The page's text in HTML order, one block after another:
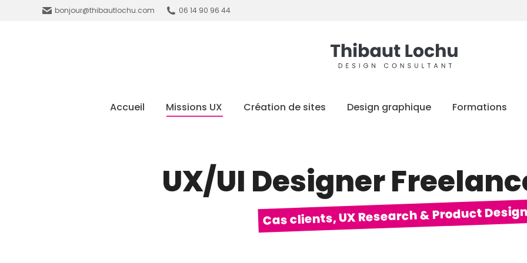
bonjour@thibautlochu.com 06 14 90 96 44
Accueil Missions UX Création de sites Design graphique Formations
UX/UI Designer
Cas clients, UX Research & Product